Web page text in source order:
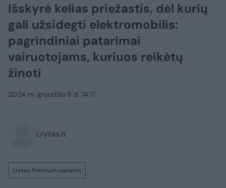
Išskyrė kelias priežastis, dėl kurių
gali užsidegti elektromobilis:
pagrindiniai patarimai
vairuotojams, kuriuos reikėtų
žinoti
2024 m. gruodžio 8 d. 14:17
Lrytas.lt
Lrytas Premium nariams